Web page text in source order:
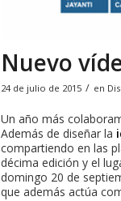
Nuevo
24 de julio de 2015 / en
Un año más
Además de diseñar la
compartiendo en las
décima edición y el
domingo 20 de
que además actúa